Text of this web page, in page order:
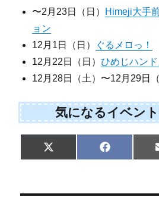
〜2月23日（日） Himeji大手
ョン
12月1日（日）
ぐるメロっ！
12月22日（日）ひめじハン
12月28日（土）〜12月29日
気になるイベン
Share
on
X
(
t
Share
on
F
a
o